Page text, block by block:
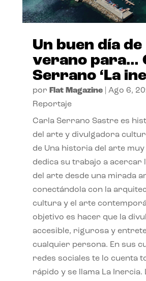
Un buen día de
verano para…
Serrano ‘La
por Flat Magazine| Ago 6,
Reportaje
Carla Serrano Sastre es
del arte y divulgadora
de Una historia del arte
dedica su trabajo a acercar
del arte desde una mirada
conectándola con la
cultura y el arte
objetivo es hacer que la
accesible, rigurosa y
cualquier persona. En sus
redes sociales te lo cuenta
rápido y se llama La Inercia.